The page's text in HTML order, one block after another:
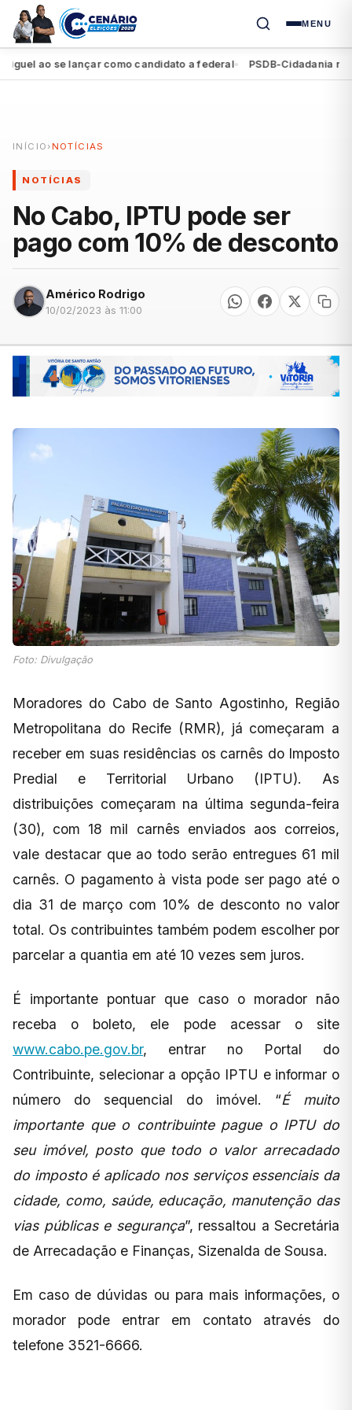
MENU
ao se lançar como candidato a federal● PSDB-Cidadania
INÍCIO › NOTÍCIAS
NOTÍCIAS
No Cabo, IPTU pode ser
pago com 10% de desconto
Américo Rodrigo
10/02/2023 às 11:00
Foto: Divulgação
Moradores do Cabo de Santo Agostinho, Região
Metropolitana do Recife (RMR), já começaram a
receber em suas residências os carnês do Imposto
Predial e Territorial Urbano (IPTU). As
distribuições começaram na última segunda-feira
(30), com 18 mil carnês enviados aos correios,
vale destacar que ao todo serão entregues 61 mil
carnês. O pagamento à vista pode ser pago até o
dia 31 de março com 10% de desconto no valor
total. Os contribuintes também podem escolher por
parcelar a quantia em até 10 vezes sem juros.
É importante pontuar que caso o morador não
receba o boleto, ele pode acessar o site
www.cabo.pe.gov.br, entrar no Portal do
Contribuinte, selecionar a opção IPTU e informar o
número do sequencial do imóvel. “É muito
importante que o contribuinte pague o IPTU do
seu imóvel, posto que todo o valor arrecadado
do imposto é aplicado nos serviços essenciais da
cidade, como, saúde, educação, manutenção das
vias públicas e segurança”, ressaltou a Secretária
de Arrecadação e Finanças, Sizenalda de Sousa.
Em caso de dúvidas ou para mais informações, o
morador pode entrar em contato através do
telefone 3521-6666.